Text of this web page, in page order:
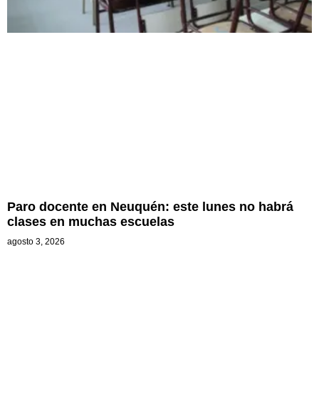
Paro docente en Neuquén: este lunes no habrá
clases en muchas escuelas
agosto 3, 2026